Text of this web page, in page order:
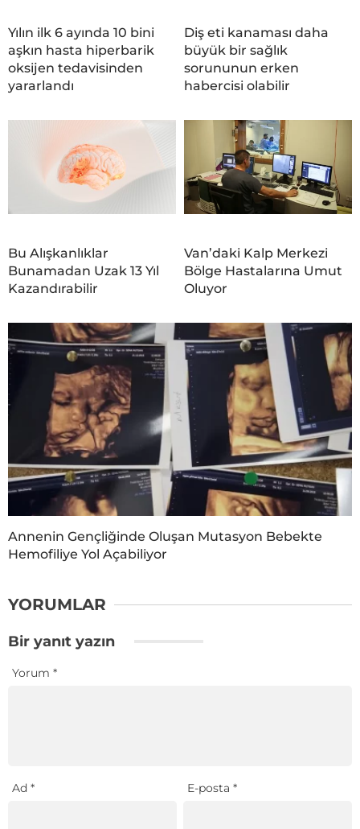
Yılın ilk 6 ayında 10 bini
aşkın hasta hiperbarik
oksijen tedavisinden
yararlandı
Diş eti kanaması daha
büyük bir sağlık
sorununun erken
habercisi olabilir
Bu Alışkanlıklar
Bunamadan Uzak 13 Yıl
Kazandırabilir
Van’daki Kalp Merkezi
Bölge Hastalarına Umut
Oluyor
Annenin Gençliğinde Oluşan Mutasyon Bebekte
Hemofiliye Yol Açabiliyor
YORUMLAR
Bir yanıt yazın
Yorum *
Ad * E-posta*